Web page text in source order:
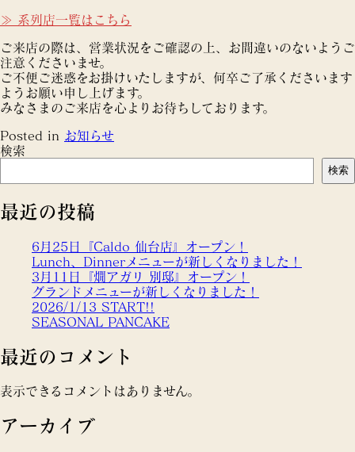
≫ 系列店一覧はこちら
ご来店の際は、営業状況をご確認の上、お間違いのないようご
注意くださいませ。
ご不便ご迷惑をお掛けいたしますが、何卒ご了承くださいます
ようお願い申し上げます。
みなさまのご来店を心よりお待ちしております。
Posted in お知らせ
検索
検索
最近の投稿
6月25日『Caldo 仙台店』オープン！
Lunch、Dinnerメニューが新しくなりました！
3月11日『燗アガリ 別邸』オープン！
グランドメニューが新しくなりました！
2026/1/13 START!!
SEASONAL PANCAKE
最近のコメント
表示できるコメントはありません。
アーカイブ